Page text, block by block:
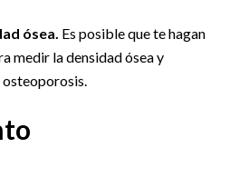
ósea. Es posible que te hagan
medir la densidad ósea y